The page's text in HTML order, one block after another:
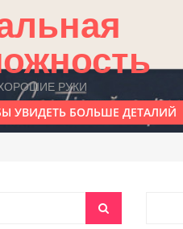
РУКИ
УВИДЕТЬ БОЛЬШЕ ДЕТАЛИЙ